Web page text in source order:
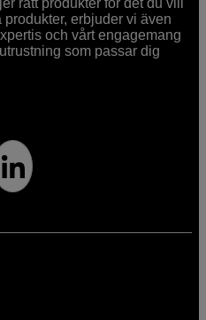
rätt produkter för det du vill
erbjuder vi även
och vårt engagemang
som passar dig